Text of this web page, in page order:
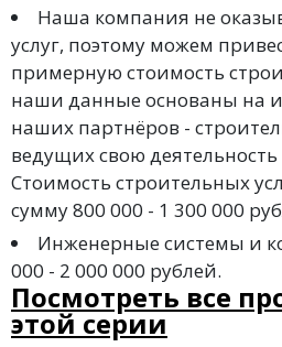
Наша компания не
услуг, поэтому можем
примерную стоимость
наши данные основаны на
наших партнёров -
ведущих свою
Стоимость строительных
сумму 800 000 - 1 300 000
Инженерные системы и
000 - 2 000 000 рублей.
Посмотреть все
этой серии